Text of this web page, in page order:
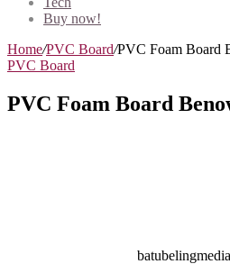
Buy now!
Home/PVC Board/PVC Foam Board
PVC Board
PVC Foam Board
batubelingmedia